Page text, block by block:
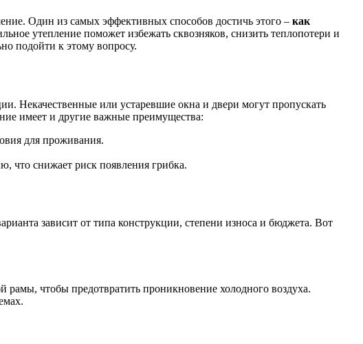
Один из самых эффективных способов достичь этого – как
утепление поможет избежать сквозняков, снизить теплопотери и
подойти к этому вопросу.
Некачественные или устаревшие окна и двери могут пропускать
имеет и другие важные преимущества:
для проживания.
что снижает риск появления грибка.
зависит от типа конструкции, степени износа и бюджета. Вот
чтобы предотвратить проникновение холодного воздуха.